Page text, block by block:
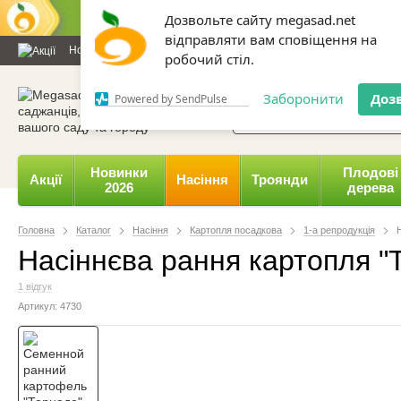
Дозвольте сайту megasad.net
відправляти вам сповіщення на
робочий стіл.
Powered by SendPulse Заборонити
Новини та статті Каталог Відгуки
067
Акції
Новинки
2026
Насіння Троянди
Плодові
дерева
Головна Каталог Насіння Картопля посадкова 1-а репродукція
Насіннєва рання картопля
1 відгук
Артикул: 4730